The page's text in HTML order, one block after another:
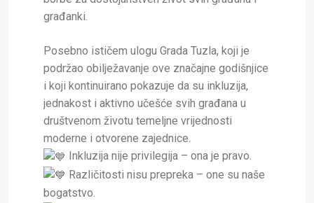
građanki.
Posebno ističem ulogu Grada Tuzla, koji je
podržao obilježavanje ove značajne godišnjice
i koji kontinuirano pokazuje da su inkluzija,
jednakost i aktivno učešće svih građana u
društvenom životu temeljne vrijednosti
moderne i otvorene zajednice.
Inkluzija nije privilegija – ona je pravo.
Različitosti nisu prepreka – one su naše
bogatstvo.